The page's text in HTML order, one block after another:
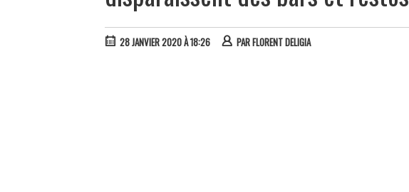
28 JANVIER 2020 À 18:26 PARFLORENT DELIGIA